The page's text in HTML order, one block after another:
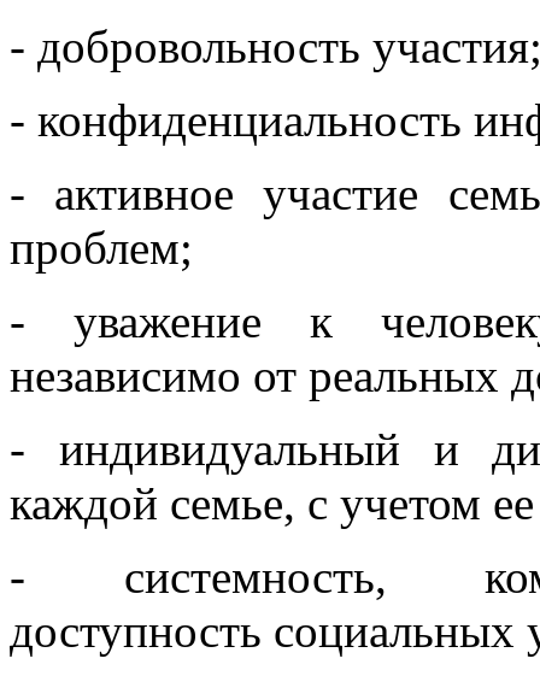
- добровольность
- конфиденциальность
- активное участие
проблем;
- уважение к
независимо от реальных
- индивидуальный и
каждой семье, с учетом
- системность,
доступность социальных